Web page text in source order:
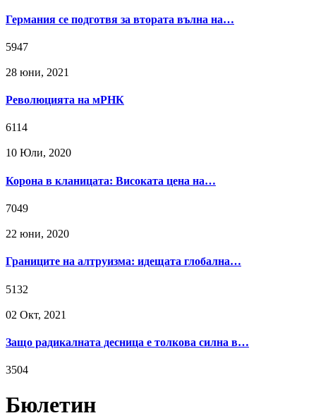
Германия се подготвя за втората вълна на…
5947
28 юни, 2021
Революцията на мРНК
6114
10 Юли, 2020
Корона в кланицата: Високата цена на…
7049
22 юни, 2020
Границите на алтруизма: идещата глобална…
5132
02 Окт, 2021
Защо радикалната десница е толкова силна в…
3504
Бюлетин